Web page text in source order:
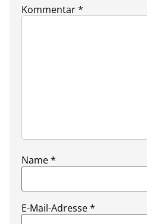
Kommentar*
Name*
E-Mail-Adresse*